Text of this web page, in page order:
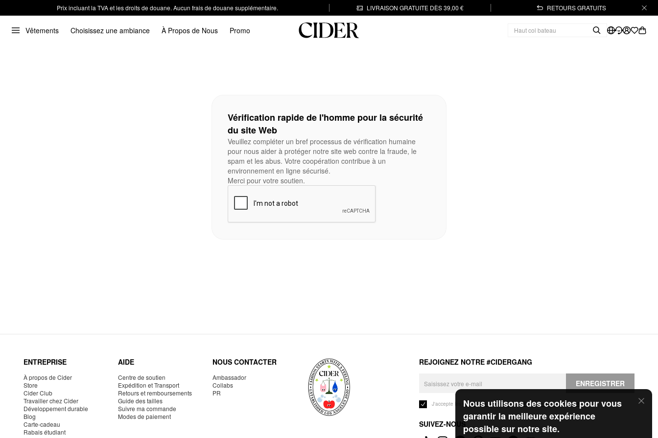
Prix incluant la TVA et les droits de douane. Aucun frais de douane supplémentaire. LIVRAISON GRATUITE DÈS 39,00 € RETOURS GRATUITS
Vêtements Choisissez une ambiance À Propos de Nous Promo
Nous utilisons des cookies pour vous
garantir la meilleure expérience
possible sur notre site.
Vérification rapide de l'homme pour la sécurité
du site Web
Veuillez compléter un bref processus de vérification humaine
pour nous aider à protéger notre site web contre la fraude, le
spam et les abus. Votre coopération contribue à un
environnement en ligne sécurisé.
Merci pour votre soutien.
ENTREPRISE
À propos de Cider
Store
Cider Club
Travailler chez Cider
Développement durable
Blog
Carte-cadeau
Rabais étudiant
AIDE
Centre de soutien
Expédition et Transport
Retours et remboursements
Guide des tailles
Suivre ma commande
Modes de paiement
NOUS CONTACTER
Ambassador
Collabs
PR
REJOIGNEZ NOTRE #CIDERGANG
ENREGISTRER
J'accepte les Conditions généraleset laPolitique de confidentialité.
SUIVEZ-NOUS